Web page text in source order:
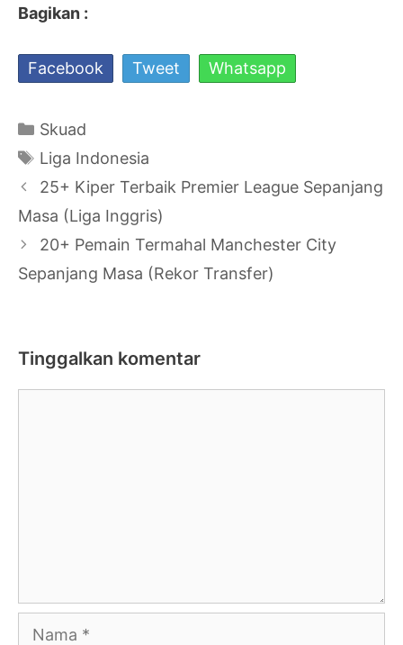
Bagikan :
Facebook Tweet Whatsapp
Kategori
Skuad
Tag
Liga Indonesia
Navigasi
Tulisan
25+ Kiper Terbaik Premier League Sepanjang
Masa (Liga Inggris)
20+ Pemain Termahal Manchester City
Sepanjang Masa (Rekor Transfer)
Tinggalkan komentar
Nama